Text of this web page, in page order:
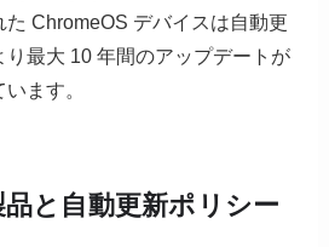
ChromeOS デバイスは自動更
最大 10 年間のアップデートが
ます。
と自動更新ポリシー